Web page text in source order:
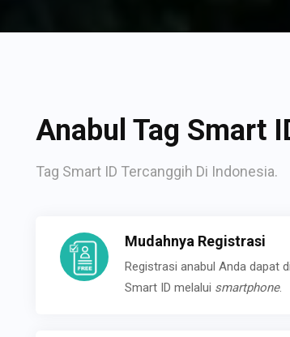
Anabul Tag Smart
Tag Smart ID Tercanggih Di Indonesia.
Mudahnya Registrasi
Registrasi anabul Anda dapat
Smart ID melalui smartphone.